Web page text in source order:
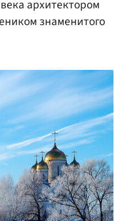
архитектором
знаменитого